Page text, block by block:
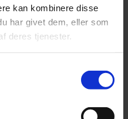
kan kombinere disse
har givet dem, eller som
deres tjenester.